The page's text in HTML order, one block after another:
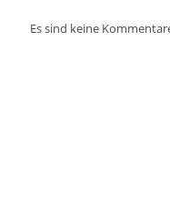
Es sind keine